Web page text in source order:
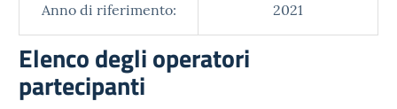
Anno di riferimento: 2021
Elenco degli operatori
partecipanti